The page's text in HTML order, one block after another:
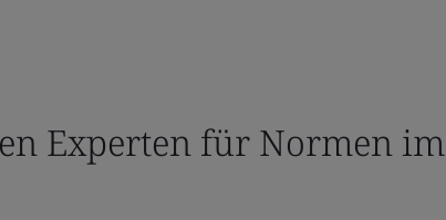
Experten für Normen im